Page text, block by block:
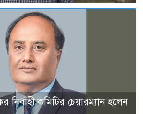
নির্বাহী কমিটির চেয়ারম্যান হলেন